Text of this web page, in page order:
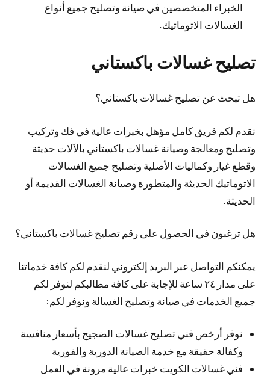
الخبراء المتخصصين في صيانة وتصليح جميع أنواع
الغسالات الاتوماتيك.
تصليح غسالات باكستاني
هل تبحث عن تصليح غسالات باكستاني؟
نقدم لكم فريق كامل مؤهل بخبرات عالية في فك وتركيب
وتصليح ومعالجة وصيانة غسالات باكستاني بالآلات حديثة
وقطع غيار وكماليات الأصلية وتصليح جميع الغسالات
الاتوماتيك الحديثة والمتطورة وصيانة الغسالات القديمة أو
الحديثة.
هل ترغبون في الحصول على رقم تصليح غسالات باكستاني؟
يمكنكم التواصل عبر البريد إلكتروني لنقدم لكم كافة خدماتنا
على مدار ٢٤ ساعة للإجابة على كافة مطالبكم لنوفر لكم
جميع الخدمات في صيانة وتصليح الغسالة ونوفر لكم:
نوفر أرخص فني تصليح غسالات الضجيج بأسعار منافسة
وكفالة حقيقة مع خدمة الصيانة الدورية والفورية
فني غسالات الكويت خبرات عالية مرونة في العمل